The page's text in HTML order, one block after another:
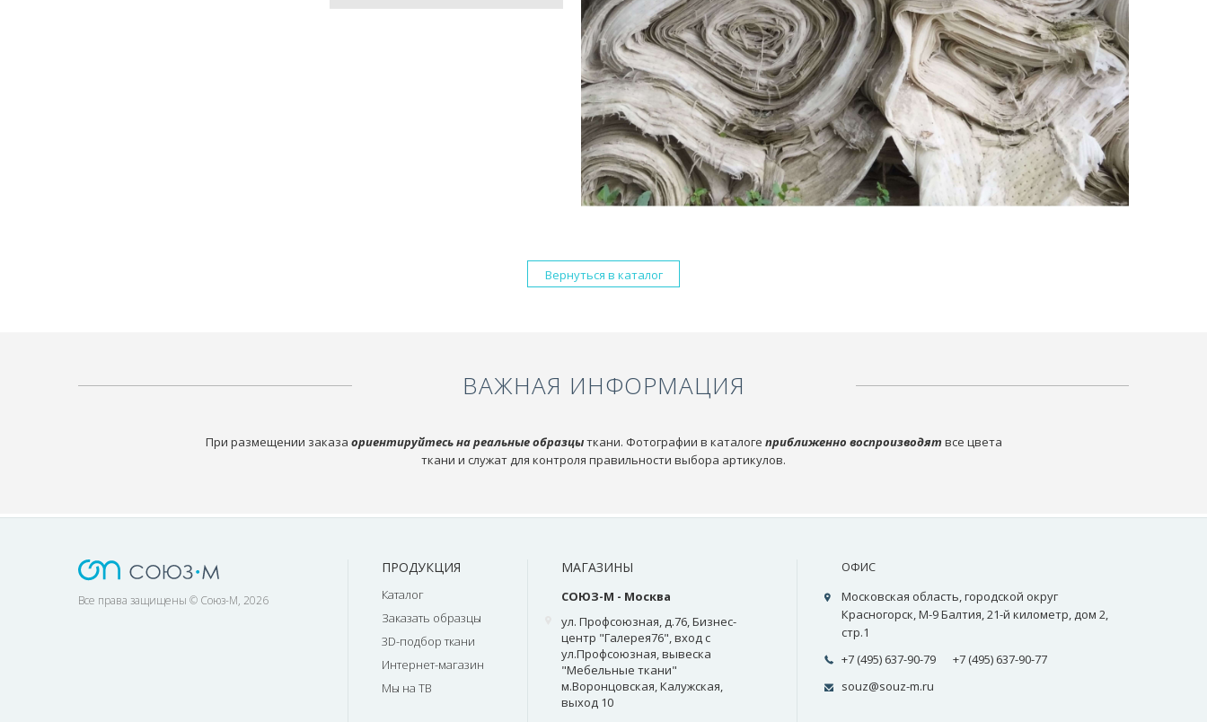
Вернуться в каталог
ВАЖНАЯ ИНФОРМАЦИЯ
При размещении заказа ориентируйтесь на реальные образцыткани. Фотографии в каталоге приближенно воспроизводят все цвета
ткани и служат для контроля правильности выбора артикулов.
Все права защищены © Союз-М, 2026
ПРОДУКЦИЯ
Каталог
Заказать образцы
3D-подбор ткани
Интернет-магазин
Мы на ТВ
МАГАЗИНЫ
СОЮЗ-М - Москва
ул. Профсоюзная, д.76, Бизнес-
центр "Галерея76", вход с
ул.Профсоюзная, вывеска
"Мебельные ткани"
м.Воронцовская, Калужская,
выход 10
ОФИС
Московская область, городской округ
Красногорск, М-9 Балтия, 21-й километр, дом 2,
стр.1
+7 (495) 637-90-79
+7 (495) 637-90-77
souz@souz-m.ru